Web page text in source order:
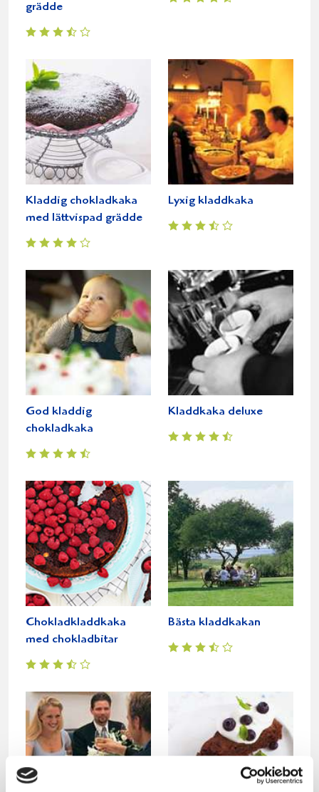
grädde
Kladdig chokladkaka
med lättvispad grädde
Lyxig kladdkaka
God kladdig
chokladkaka
Kladdkaka deluxe
Chokladkladdkaka
med chokladbitar
Bästa kladdkakan